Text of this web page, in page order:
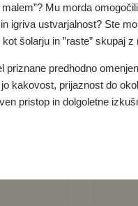
Mu morda
igriva ustvarjalnost? Ste
šolarju in ”raste” skupaj z
predhodno
kakovost, prijaznost do
pristop in dolgoletne